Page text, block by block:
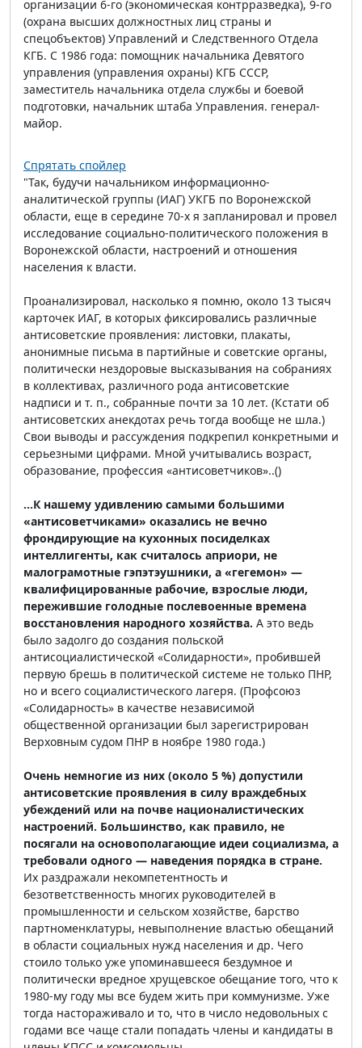
организации 6-го (экономическая контрразведка), 9-го
(охрана высших должностных лиц страны и
спецобъектов) Управлений и Следственного Отдела
КГБ. С 1986 года: помощник начальника Девятого
управления (управления охраны) КГБ СССР,
заместитель начальника отдела службы и боевой
подготовки, начальник штаба Управления. генерал-
майор.
Спрятать спойлер
"Так, будучи начальником информационно-
аналитической группы (ИАГ) УКГБ по Воронежской
области, еще в середине 70-х я запланировал и провел
исследование социально-политического положения в
Воронежской области, настроений и отношения
населения к власти.
Проанализировал, насколько я помню, около 13 тысяч
карточек ИАГ, в которых фиксировались различные
антисоветские проявления: листовки, плакаты,
анонимные письма в партийные и советские органы,
политически нездоровые высказывания на собраниях
в коллективах, различного рода антисоветские
надписи и т. п., собранные почти за 10 лет. (Кстати об
антисоветских анекдотах речь тогда вообще не шла.)
Свои выводы и рассуждения подкрепил конкретными и
серьезными цифрами. Мной учитывались возраст,
образование, профессия «антисоветчиков»..()
...К нашему удивлению самыми большими
«антисоветчиками» оказались не вечно
фрондирующие на кухонных посиделках
интеллигенты, как считалось априори, не
малограмотные гэпэтэушники, а «гегемон» —
квалифицированные рабочие, взрослые люди,
пережившие голодные послевоенные времена
восстановления народного хозяйства. А это ведь
было задолго до создания польской
антисоциалистической «Солидарности», пробившей
первую брешь в политической системе не только ПНР,
но и всего социалистического лагеря. (Профсоюз
«Солидарность» в качестве независимой
общественной организации был зарегистрирован
Верховным судом ПНР в ноябре 1980 года.)
Очень немногие из них (около 5 %) допустили
антисоветские проявления в силу враждебных
убеждений или на почве националистических
настроений. Большинство, как правило, не
посягали на основополагающие идеи социализма, а
требовали одного — наведения порядка в стране.
Их раздражали некомпетентность и
безответственность многих руководителей в
промышленности и сельском хозяйстве, барство
партноменклатуры, невыполнение властью обещаний
в области социальных нужд населения и др. Чего
стоило только уже упоминавшееся бездумное и
политически вредное хрущевское обещание того, что к
1980-му году мы все будем жить при коммунизме. Уже
тогда настораживало и то, что в число недовольных с
годами все чаще стали попадать члены и кандидаты в